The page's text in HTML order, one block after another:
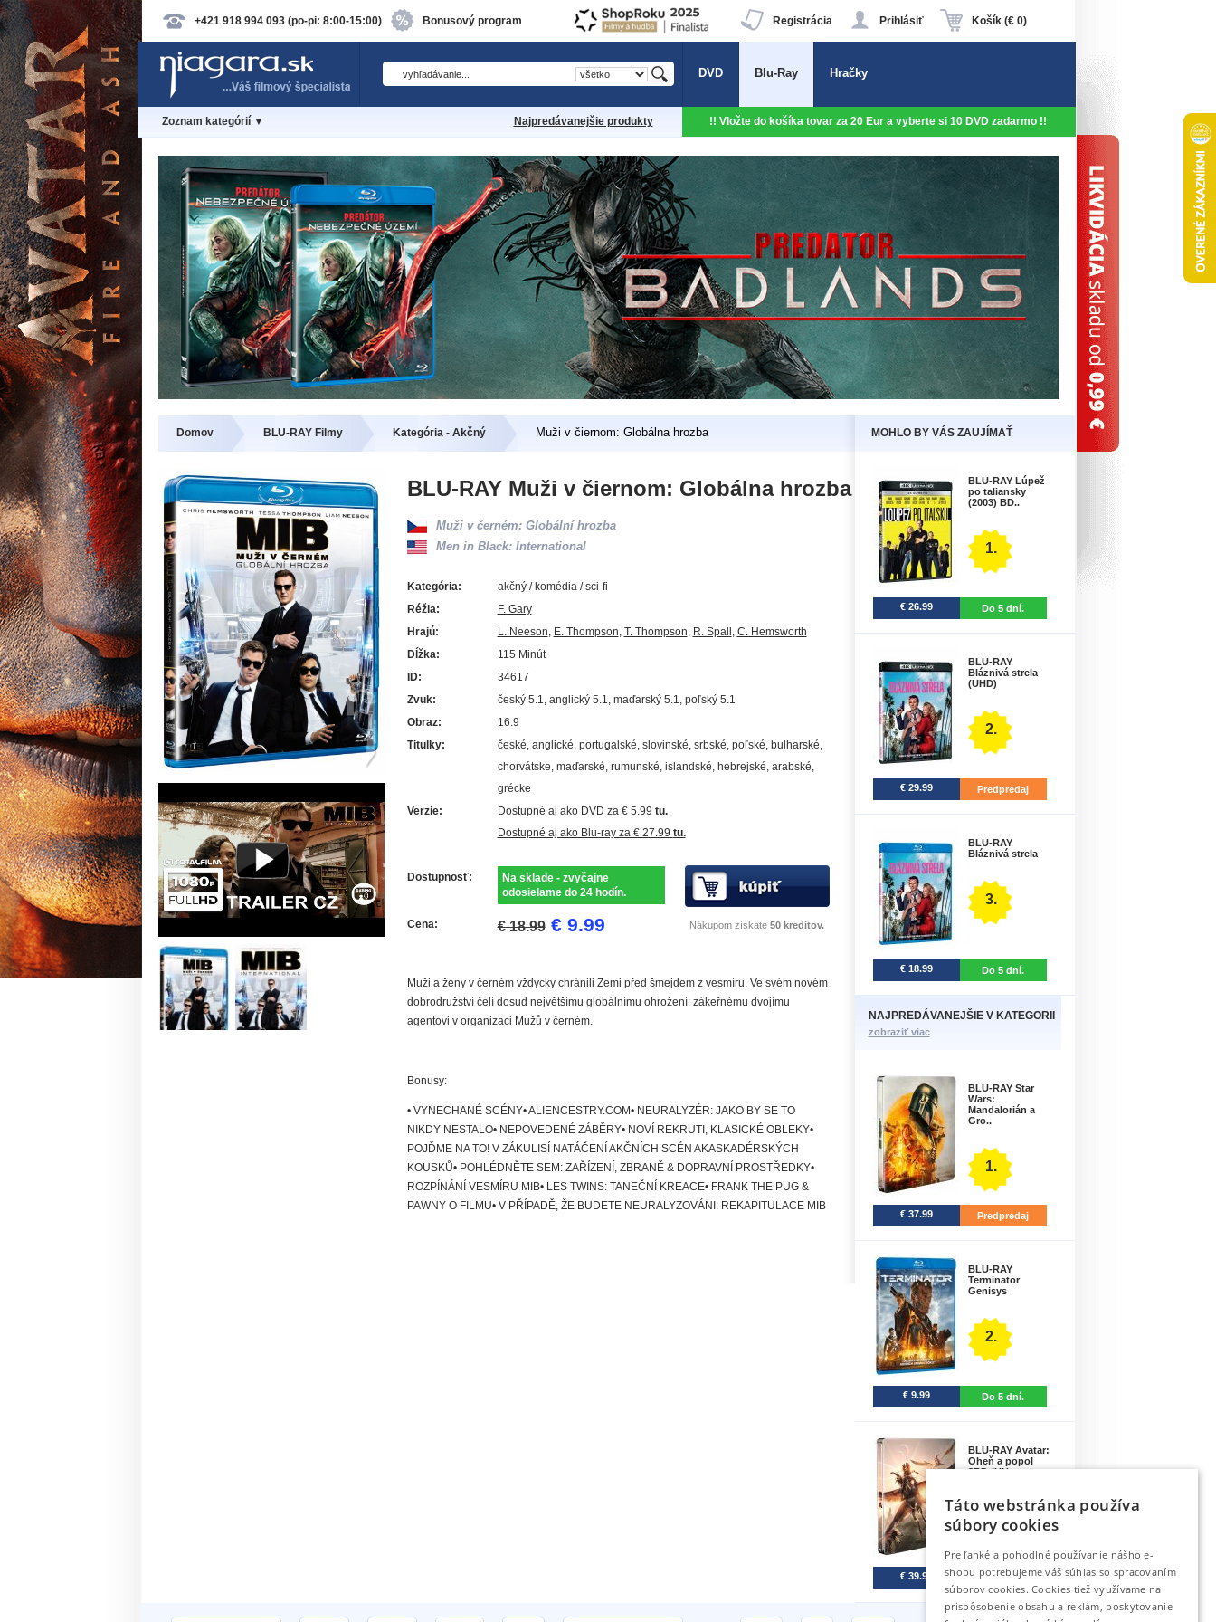
+421 918 994 093 (po-pi: 8:00-15:00) Bonusový program Košík (€ 0)
Prihlásiť
Registrácia
DVD Blu-Ray Hračky
Zoznam kategórií ▼ Najpredávanejšie produkty !! Vložte do košíka tovar za 20 Eur a vyberte si 10 DVD zadarmo !!
Domov BLU-RAY Filmy Kategória - Akčný Muži v čiernom: Globálna hrozba MOHLO BY VÁS ZAUJÍMAŤ
BLU-RAY Muži v čiernom: Globálna hrozba
Muži v černém: Globální hrozba
Men in Black: International
Kategória:
akčný / komédia / sci-fi
Réžia:
F. Gary
Hrajú:
L. Neeson, E. Thompson, T. Thompson, R. Spall, C. Hemsworth
Dĺžka:
115 Minút
ID:
34617
Zvuk:
český 5.1, anglický 5.1, maďarský 5.1, poľský 5.1
Obraz:
16:9
Titulky:
české, anglické, portugalské, slovinské, srbské, poľské, bulharské,
chorvátske, maďarské, rumunské, islandské, hebrejské, arabské,
grécke
Verzie:
Dostupné aj ako DVD za € 5.99 tu.
Dostupné aj ako Blu-ray za € 27.99 tu.
Dostupnosť:
Na sklade - zvyčajne
odosielame do 24 hodín.
Cena: € 18.99 € 9.99 Nákupom získate 50 kreditov.
Muži a ženy v černém vždycky chránili Zemi před šmejdem z vesmíru. Ve svém novém
dobrodružství čelí dosud největšímu globálnímu ohrožení: zákeřnému dvojímu
agentovi v organizaci Mužů v černém.
Bonusy:
• VYNECHANÉ SCÉNY• ALIENCESTRY.COM• NEURALYZÉR: JAKO BY SE TO
NIKDY NESTALO• NEPOVEDENÉ ZÁBĚRY• NOVÍ REKRUTI, KLASICKÉ OBLEKY•
POJĎME NA TO! V ZÁKULISÍ NATÁČENÍ AKČNÍCH SCÉN AKASKADÉRSKÝCH
KOUSKŮ• POHLÉDNĚTE SEM: ZAŘÍZENÍ, ZBRANĚ & DOPRAVNÍ PROSTŘEDKY•
ROZPÍNÁNÍ VESMÍRU MIB• LES TWINS: TANEČNÍ KREACE• FRANK THE PUG &
PAWNY O FILMU• V PŘÍPADĚ, ŽE BUDETE NEURALYZOVÁNI: REKAPITULACE MIB
BLU-RAY Lúpež
po taliansky
(2003) BD..
1.
€ 26.99 Do 5 dní.
BLU-RAY
Bláznivá strela
(UHD)
2.
€ 29.99 Predpredaj
BLU-RAY
Bláznivá strela
3.
€ 18.99 Do 5 dní.
NAJPREDÁVANEJŠIE V KATEGORII
zobraziť viac
BLU-RAY Star
Wars:
Mandalorián a
Gro..
1.
€ 37.99 Predpredaj
BLU-RAY
Terminator
Genisys
2.
€ 9.99 Do 5 dní.
BLU-RAY Avatar:
Oheň a popol
3BD (UH..
€ 39.99 Na sklade
Táto webstránka používa
súbory cookies
Pre ľahké a pohodlné používanie nášho e-
shopu potrebujeme váš súhlas so spracovaním
súborov cookies. Cookies tiež využívame na
prispôsobenie obsahu a reklám, poskytovanie